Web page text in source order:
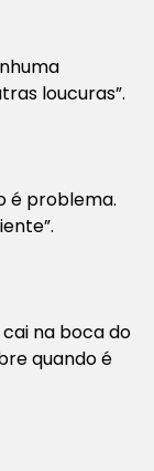
loucuras”.
é problema.
cai na boca do
quando é